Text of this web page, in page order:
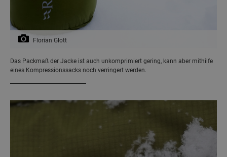
Florian Glott
Das Packmaß der Jacke ist auch unkomprimiert gering, kann aber mithilfe
eines Kompressionssacks noch verringert werden.